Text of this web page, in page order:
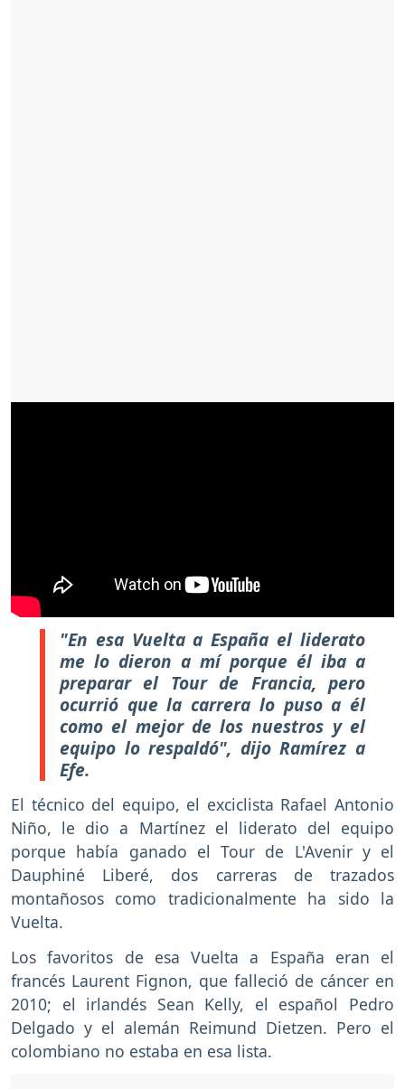
"En esa Vuelta a España el liderato
me lo dieron a mí porque él iba a
preparar el Tour de Francia, pero
ocurrió que la carrera lo puso a él
como el mejor de los nuestros y el
equipo lo respaldó", dijo Ramírez a
Efe.
El técnico del equipo, el exciclista Rafael Antonio
Niño, le dio a Martínez el liderato del equipo
porque había ganado el Tour de L'Avenir y el
Dauphiné Liberé, dos carreras de trazados
montañosos como tradicionalmente ha sido la
Vuelta.
Los favoritos de esa Vuelta a España eran el
francés Laurent Fignon, que falleció de cáncer en
2010; el irlandés Sean Kelly, el español Pedro
Delgado y el alemán Reimund Dietzen. Pero el
colombiano no estaba en esa lista.